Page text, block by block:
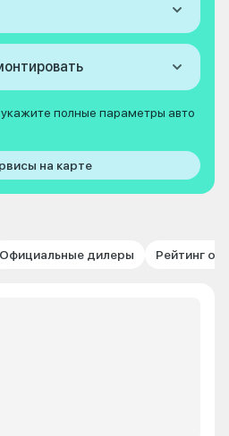
полные параметры авто
на карте
Официальные дилеры Рейтинг